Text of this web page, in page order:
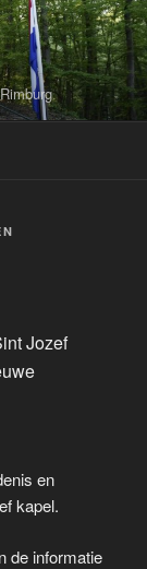
Jozef
en
kapel.
de informatie